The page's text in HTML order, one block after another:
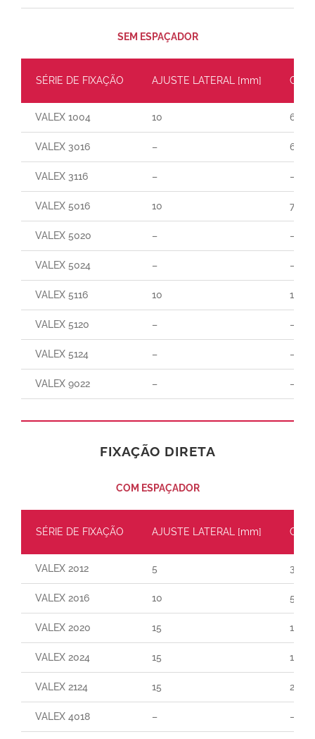
SEM ESPAÇADOR
SÉRIE DE FIXAÇÃO AJUSTE LATERAL [mm]
VALEX 1004 10 60
VALEX 3016 – 65
VALEX 3116 – –
VALEX 5016 10 70
VALEX 5020 – –
VALEX 5024 – –
VALEX 5116 10 165
VALEX 5120 – –
VALEX 5124 – –
VALEX 9022 – –
FIXAÇÃO DIRETA
COM ESPAÇADOR
SÉRIE DE FIXAÇÃO AJUSTE LATERAL [mm]
VALEX 2012 5 30
VALEX 2016 10 55
VALEX 2020 15 110
VALEX 2024 15 160
VALEX 2124 15 290
VALEX 4018 – –